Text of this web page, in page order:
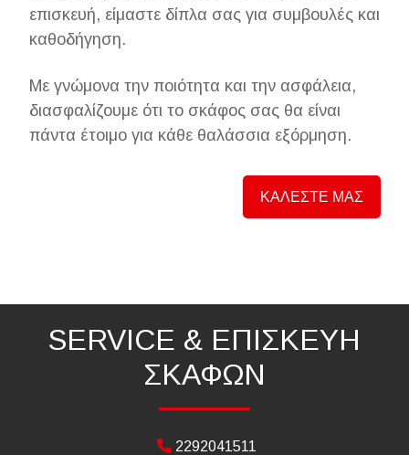
επισκευή, είμαστε δίπλα σας για συμβουλές και
καθοδήγηση.
Με γνώμονα την ποιότητα και την ασφάλεια,
διασφαλίζουμε ότι το σκάφος σας θα είναι
πάντα έτοιμο για κάθε θαλάσσια εξόρμηση.
ΚΑΛΕΣΤΕ ΜΑΣ
SERVICE & ΕΠΙΣΚΕΥΗ
ΣΚΑΦΩΝ
2292041511